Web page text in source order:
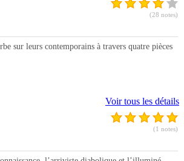
(28 notes)
sur leurs contemporains à travers quatre pièces
Voir tous les détails
(1 notes)